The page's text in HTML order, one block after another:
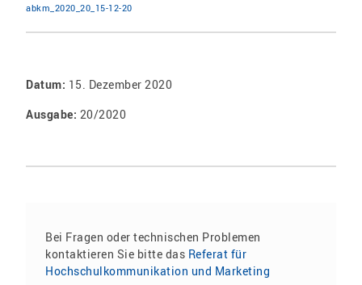
abkm_2020_20_15-12-20
Datum: 15. Dezember 2020
Ausgabe: 20/2020
Bei Fragen oder technischen Problemen
kontaktieren Sie bitte das Referat für
Hochschulkommunikation und Marketing